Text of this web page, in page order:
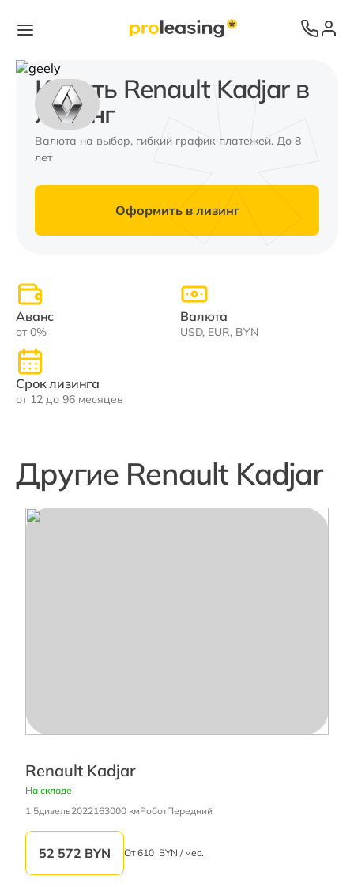
Купить Renault Kadjar в
лизинг
Валюта на выбор, гибкий график платежей. До 8
лет
Оформить в лизинг
Аванс
от 0%
Валюта
USD, EUR, BYN
Срок лизинга
от 12 до 96 месяцев
Другие Renault Kadjar
Renault Kadjar
На складе
1.5дизель2022163000 кмРоботПередний
52 572 BYN От610 BYN / мес.